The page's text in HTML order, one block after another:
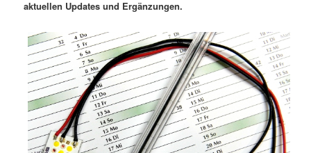
aktuellen Updates und Ergänzungen.